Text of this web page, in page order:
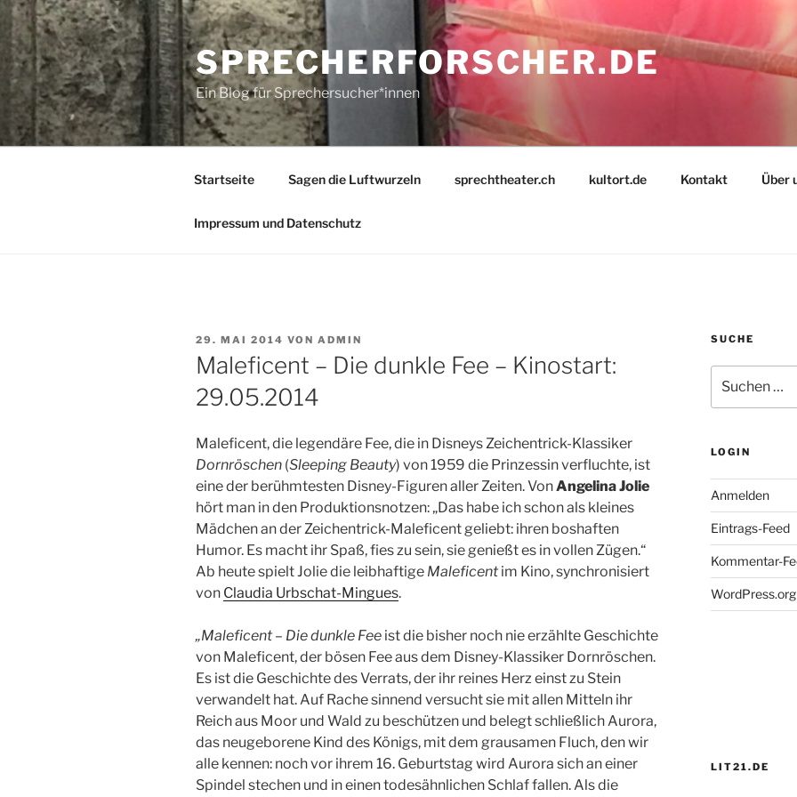
Zum
Inhalt
springen
SPRECHERFORSCHER.DE
Ein Blog für Sprechersucher*innen
Startseite Sagen die Luftwurzeln sprechtheater.ch kultort.de Kontakt Über
Impressum und Datenschutz
VERÖFFENTLICHT
AM
29. MAI 2014 VON ADMIN
Maleficent – Die dunkle Fee – Kinostart:
29.05.2014
Maleficent, die legendäre Fee, die in Disneys Zeichentrick-Klassiker
Dornröschen (Sleeping Beauty) von 1959 die Prinzessin verfluchte, ist
eine der berühmtesten Disney-Figuren aller Zeiten. VonAngelina Jolie
hört man in den Produktionsnotzen: „Das habe ich schon als kleines
Mädchen an der Zeichentrick-Maleficent geliebt: ihren boshaften
Humor. Es macht ihr Spaß, fies zu sein, sie genießt es in vollen Zügen.“
Ab heute spielt Jolie die leibhaftige Maleficent im Kino, synchronisiert
von Claudia Urbschat-Mingues.
„Maleficent – Die dunkle Fee ist die bisher noch nie erzählte Geschichte
von Maleficent, der bösen Feeaus dem Disney-Klassiker Dornröschen.
Es ist die Geschichte des Verrats, der ihr reines Herz einst zu Stein
verwandelt hat. Auf Rache sinnend versucht sie mit allen Mitteln ihr
Reich aus Moor und Wald zu beschützen und belegt schließlich Aurora,
das neugeborene Kind des Königs, mit dem grausamen Fluch, den wir
alle kennen: noch vor ihrem 16. Geburtstag wird Aurora sich an einer
Spindel stechen und in einen todesähnlichen Schlaf fallen. Als die
SUCHE
nach:
LOGIN
Anmelden
Eintrags-Feed
Kommentar-
WordPress.org
LIT21.DE